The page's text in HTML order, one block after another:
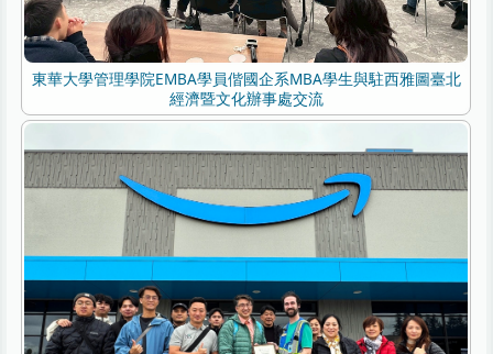
東華大學管理學院EMBA學員偕國企系MBA學生與駐西雅圖臺北
經濟暨文化辦事處交流